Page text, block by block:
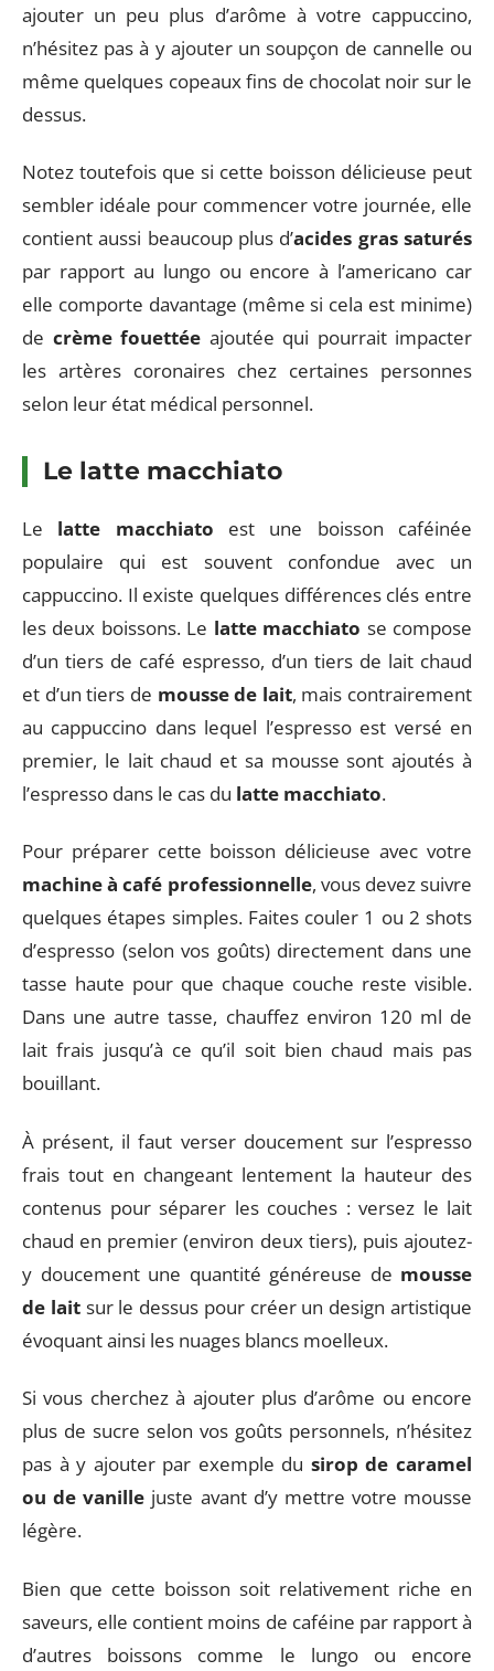
ajouter un peu plus d’arôme à votre cappuccino,
n’hésitez pas à y ajouter un soupçon de cannelle ou
même quelques copeaux fins de chocolat noir sur le
dessus.
Notez toutefois que si cette boisson délicieuse peut
sembler idéale pour commencer votre journée, elle
contient aussi beaucoup plus d’acides gras saturés
par rapport au lungo ou encore à l’americano car
elle comporte davantage (même si cela est minime)
de crème fouettée ajoutée qui pourrait impacter
les artères coronaires chez certaines personnes
selon leur état médical personnel.
Le latte macchiato
Le latte macchiato est une boisson caféinée
populaire qui est souvent confondue avec un
cappuccino. Il existe quelques différences clés entre
les deux boissons. Le latte macchiato se compose
d’un tiers de café espresso, d’un tiers de lait chaud
et d’un tiers de mousse de lait, mais contrairement
au cappuccino dans lequel l’espresso est versé en
premier, le lait chaud et sa mousse sont ajoutés à
l’espresso dans le cas du latte macchiato.
Pour préparer cette boisson délicieuse avec votre
machine à café professionnelle, vous devez suivre
quelques étapes simples. Faites couler 1 ou 2 shots
d’espresso (selon vos goûts) directement dans une
tasse haute pour que chaque couche reste visible.
Dans une autre tasse, chauffez environ 120 ml de
lait frais jusqu’à ce qu’il soit bien chaud mais pas
bouillant.
À présent, il faut verser doucement sur l’espresso
frais tout en changeant lentement la hauteur des
contenus pour séparer les couches : versez le lait
chaud en premier (environ deux tiers), puis ajoutez-
y doucement une quantité généreuse de mousse
de laitsur le dessus pour créer un design artistique
évoquant ainsi les nuages blancs moelleux.
Si vous cherchez à ajouter plus d’arôme ou encore
plus de sucre selon vos goûts personnels, n’hésitez
pas à y ajouter par exemple du sirop de caramel
ou de vanille juste avant d’y mettre votre mousse
légère.
Bien que cette boisson soit relativement riche en
saveurs, elle contient moins de caféine par rapport à
d’autres boissons comme le lungo ou encore